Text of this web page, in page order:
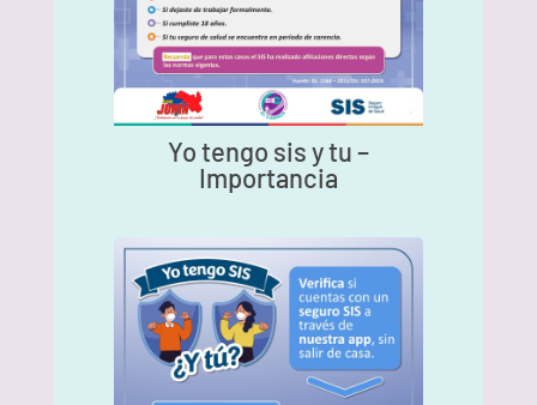
Yo tengo sis y tu –
Importancia